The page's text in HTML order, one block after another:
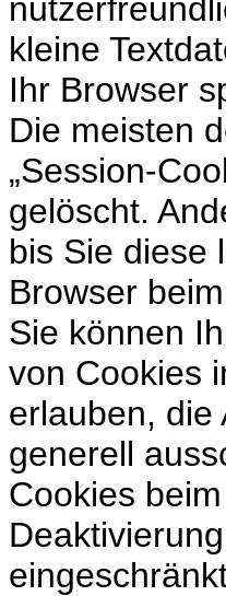
kleine
Ihr Browser
Die meisten
„Session-
gelöscht.
bis Sie diese
Browser
Sie können
von Cookies
erlauben, die
generell
Cookies